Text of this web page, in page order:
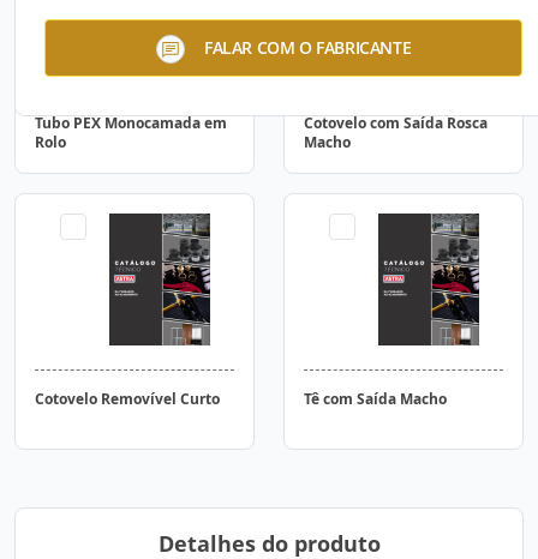
FALAR COM O FABRICANTE
Tubo PEX Monocamada em
Rolo
Cotovelo com Saída Rosca
Macho
Cotovelo Removível Curto Tê com Saída Macho
Detalhes do produto